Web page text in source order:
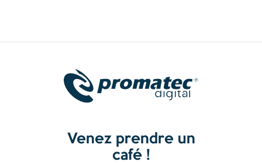
Venez prendre un
café !